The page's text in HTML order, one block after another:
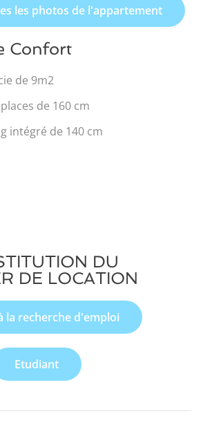
les photos de l'appartement
Confort
de 9m2
de 160 cm
intégré de 140 cm
DU
DE LOCATION
la recherche d'emploi
Etudiant